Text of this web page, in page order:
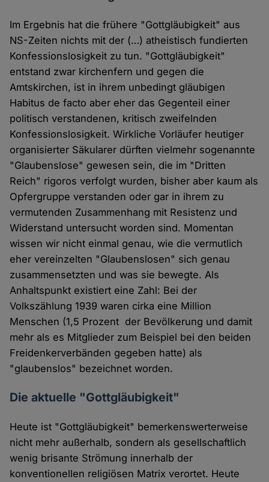
Im Ergebnis hat die frühere "Gottgläubigkeit" aus
NS-Zeiten nichts mit der (…) atheistisch fundierten
Konfessionslosigkeit zu tun. "Gottgläubigkeit"
entstand zwar kirchenfern und gegen die
Amtskirchen, ist in ihrem unbedingt gläubigen
Habitus de facto aber eher das Gegenteil einer
politisch verstandenen, kritisch zweifelnden
Konfessionslosigkeit. Wirkliche Vorläufer heutiger
organisierter Säkularer dürften vielmehr sogenannte
"Glaubenslose" gewesen sein, die im "Dritten
Reich" rigoros verfolgt wurden, bisher aber kaum als
Opfergruppe verstanden oder gar in ihrem zu
vermutenden Zusammenhang mit Resistenz und
Widerstand untersucht worden sind. Momentan
wissen wir nicht einmal genau, wie die vermutlich
eher vereinzelten "Glaubenslosen" sich genau
zusammensetzten und was sie bewegte. Als
Anhaltspunkt existiert eine Zahl: Bei der
Volkszählung 1939 waren cirka eine Million
Menschen (1,5 Prozent der Bevölkerung und damit
mehr als es Mitglieder zum Beispiel bei den beiden
Freidenkerverbänden gegeben hatte) als
"glaubenslos" bezeichnet worden.
Die aktuelle "Gottgläubigkeit"
Heute ist "Gottgläubigkeit" bemerkenswerterweise
nicht mehr außerhalb, sondern als gesellschaftlich
wenig brisante Strömung innerhalb der
konventionellen religiösen Matrix verortet. Heute